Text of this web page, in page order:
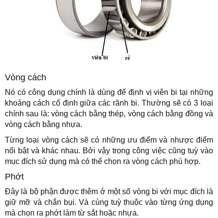
Vòng cách
Nó có công dụng chính là dùng để định vị viên bi tại những
khoảng cách cố định giữa các rãnh bi. Thường sẽ có 3 loại
chính sau là: vòng cách bằng thép, vòng cách bằng đồng và
vòng cách bằng nhựa.
Từng loại vòng cách sẽ có những ưu điểm và nhược điểm
nổi bật và khác nhau. Bởi vậy trong công việc cũng tuỳ vào
mục đích sử dụng mà có thể chọn ra vòng cách phù hợp.
Phớt
Đây là bộ phận được thêm ở một số vòng bi với mục đích là
giữ mỡ và chắn bụi. Và cùng tuỳ thuộc vào từng ứng dụng
mà chọn ra phớt làm từ sắt hoặc nhựa.